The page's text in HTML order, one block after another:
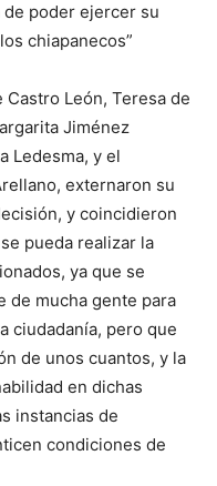
poder ejercer su
chiapanecos”
León, Teresa de
Jiménez
Ledesma, y el
externaron su
y coincidieron
pueda realizar la
ya que se
de mucha gente para
ciudadanía, pero que
de unos cuantos, y la
en dichas
instancias de
condiciones de